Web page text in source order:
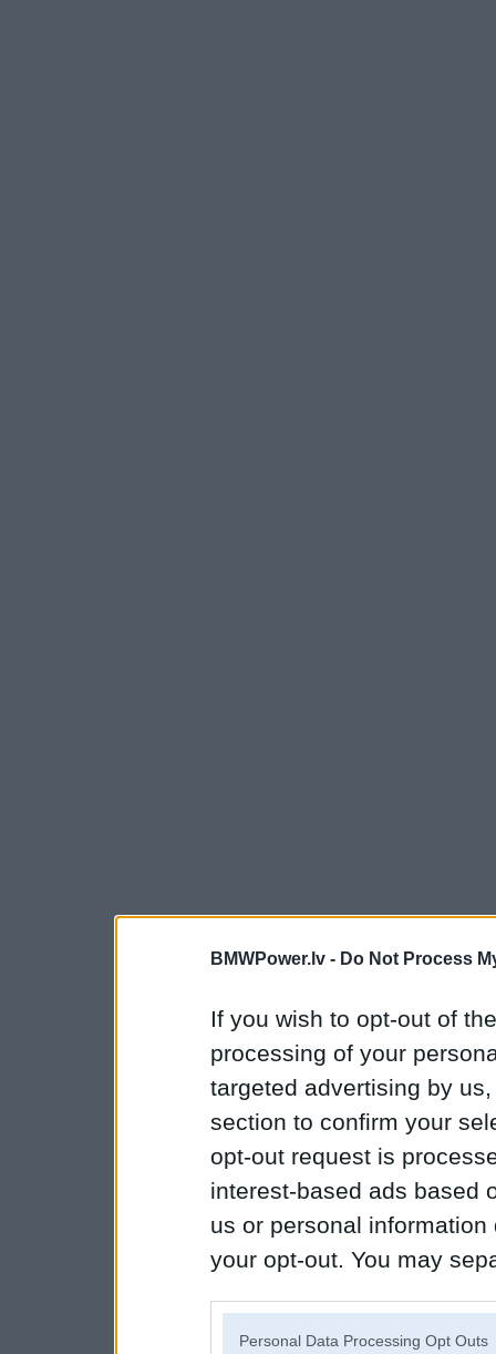
BMWPower.lv - Do Not Process
If you wish to opt-out of
processing of your
targeted advertising by
section to confirm your
opt-out request is
interest-based ads based
us or personal
your opt-out. You may
Personal Data Processing Opt Outs